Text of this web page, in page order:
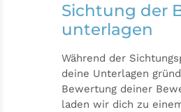
Sichtung der
unterlagen
Während der
deine Unterlagen
Bewertung deiner
laden wir dich zu